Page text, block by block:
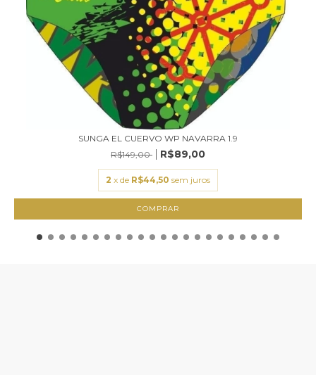
SUNGA EL CUERVO WP NAVARRA 1.9
R$149,00
R$89,00
2 x de R$44,50 sem juros
COMPRAR